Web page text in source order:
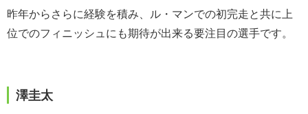
昨年からさらに経験を積み、ル・マンでの初完走と共に上
位でのフィニッシュにも期待が出来る要注目の選手です。
澤圭太